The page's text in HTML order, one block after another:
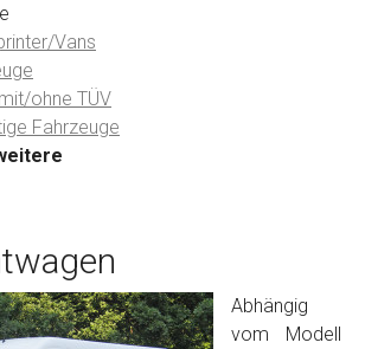
Vans
ohne TÜV
Fahrzeuge
Abhängig
vom Modell